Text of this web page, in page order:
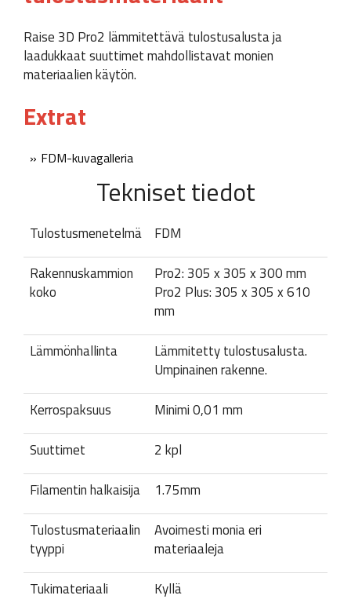
Raise 3D Pro2 lämmitettävä tulostusalusta ja
laadukkaat suuttimet mahdollistavat monien
materiaalien käytön.
Extrat
FDM-kuvagalleria
Tekniset tiedot
Tulostusmenetelmä
FDM
Rakennuskammion
koko
Pro2: 305 x 305 x 300 mm
Pro2 Plus: 305 x 305 x 610
mm
Lämmönhallinta
Lämmitetty tulostusalusta.
Umpinainen rakenne.
Kerrospaksuus
Minimi 0,01 mm
Suuttimet
2 kpl
Filamentin halkaisija
1.75mm
Tulostusmateriaalin
tyyppi
Avoimesti monia eri
materiaaleja
Tukimateriaali
Kyllä